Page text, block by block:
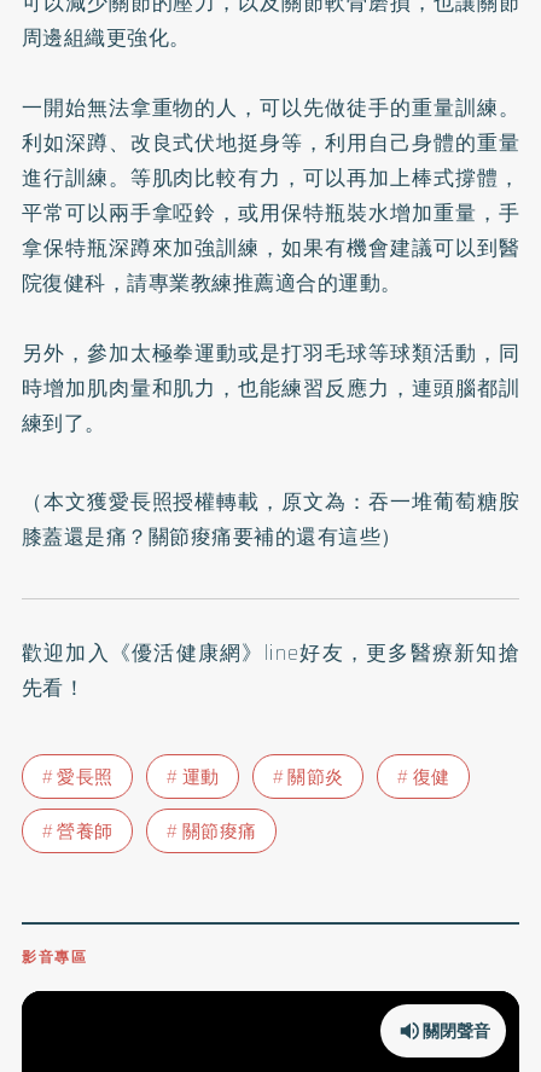
周邊組織更強化。
一開始無法拿重物的人，可以先做徒手的重量訓練。
利如深蹲、改良式伏地挺身等，利用自己身體的重量
進行訓練。等肌肉比較有力，可以再加上棒式撐體，
平常可以兩手拿啞鈴，或用保特瓶裝水增加重量，手
拿保特瓶深蹲來加強訓練，如果有機會建議可以到醫
院復健科，請專業教練推薦適合的運動。
另外，參加太極拳運動或是打羽毛球等球類活動，同
時增加肌肉量和肌力，也能練習反應力，連頭腦都訓
練到了。
（本文獲愛長照授權轉載，原文為： 吞一堆葡萄糖胺
膝蓋還是痛？關節痠痛要補的還有這些）
歡迎加入 《優活健康網》line好友 ，更多醫療新知搶
先看！
愛長照 運動 關節炎
復健
營養師
關節痠痛
影音專區
關閉聲音